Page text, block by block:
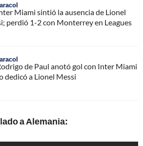
Miami sintió la ausencia de Lionel
perdió 1-2 con Monterrey en Leagues
de Paul anotó gol con Inter Miami
dedicó a Lionel Messi
a Alemania: